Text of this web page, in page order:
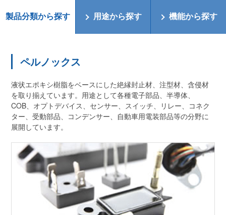
製品分類から探す 用途から探す 機能から探す
ペルノックス
液状エポキシ樹脂をベースにした絶縁封止材、注型材、含侵材
を取り揃えています。用途として各種電子部品、半導体、
COB、オプトデバイス、センサー、スイッチ、リレー、コネク
ター、受動部品、コンデンサー、自動車用電装部品等の分野に
展開しています。